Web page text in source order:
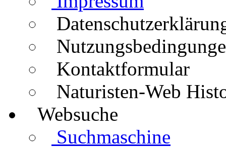
Kontaktformular
Naturisten-Web
Websuche
Suchmaschine